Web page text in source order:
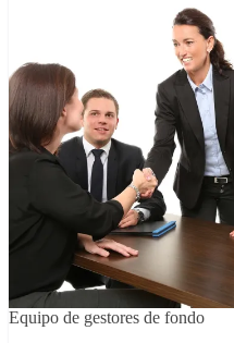
Equipo de gestores de fondo